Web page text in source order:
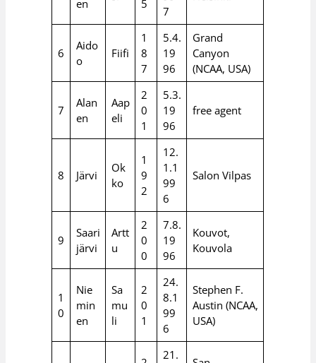
en
5
7
6
Aido
o
Fiifi
1
8
7
5.4.
19
96
Grand
Canyon
(NCAA, USA)
7
Alan
en
Aap
eli
2
0
1
5.3.
19
96
free agent
8 Järvi
Ok
ko
1
9
2
12.
1.1
99
6
Salon Vilpas
9
Saari
järvi
Artt
u
2
0
0
7.8.
19
96
Kouvot,
Kouvola
1
0
Nie
min
en
Sa
mu
li
2
0
1
24.
8.1
99
6
Stephen F.
Austin (NCAA,
USA)
21.